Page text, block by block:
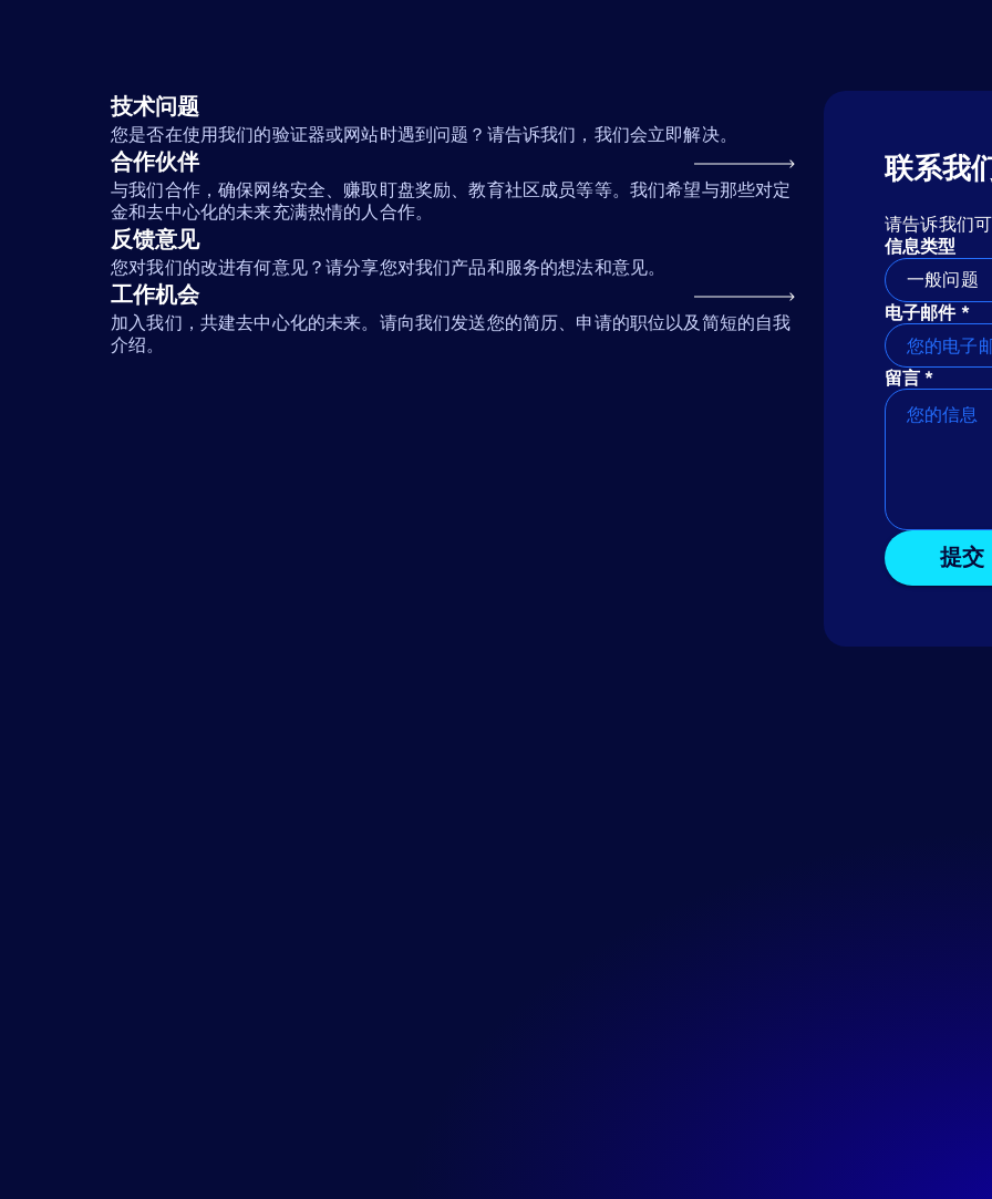
技术问题
您是否在使用我们的验证器或网站时遇到问题？请告诉我们，我们会立即解决。
合作伙伴
与我们合作，确保网络安全、赚取盯盘奖励、教育社区成员等等。我们希望与那些对定
金和去中心化的未来充满热情的人合作。
反馈意见
您对我们的改进有何意见？请分享您对我们产品和服务的想法和意见。
工作机会
加入我们，共建去中心化的未来。请向我们发送您的简历、申请的职位以及简短的自我
介绍。
联系我
请告诉我们
信息类型
一般问题
电子邮件 *
留言 *
提交